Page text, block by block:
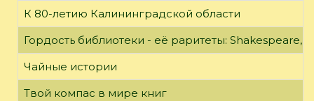
К 80-летию Калининградской области
Гордость библиотеки - её раритеты: Shakespeare,
Чайные истории
Твой компас в мире книг